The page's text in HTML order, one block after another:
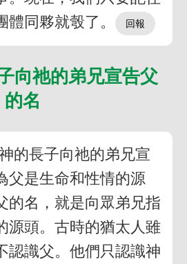
同夥就彀了。
向祂的弟兄宣告父
的名
的長子向祂的弟兄宣
父是生命和性情的源
的名，就是向眾弟兄指
源頭。古時的猶太人雖
認識父。他們只認識神